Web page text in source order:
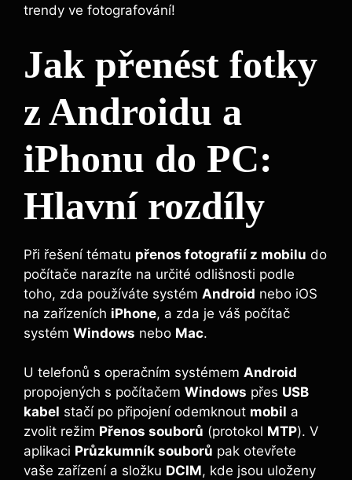
trendy ve fotografování!
Jak přenést fotky
z Androidu a
iPhonu do PC:
Hlavní rozdíly
Při řešení tématu přenos fotografií z mobilu do
počítače narazíte na určité odlišnosti podle
toho, zda používáte systém Android nebo iOS
na zařízeních iPhone, a zda je váš počítač
systém Windows nebo Mac.
U telefonů s operačním systémem Android
propojených s počítačem Windows přes USB
kabel stačí po připojení odemknout mobil a
zvolit režim Přenos souborů (protokol MTP). V
aplikaci Průzkumník souborů pak otevřete
vaše zařízení a složku DCIM, kde jsou uloženy